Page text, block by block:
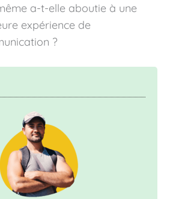
a-t-elle aboutie à une
expérience de
?